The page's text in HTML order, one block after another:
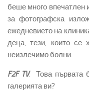
беше много впечатлен
за фотографска
ежедневието на
деца, тези, които се
неизлечимо болни.
F2F TV: Това първата
галерията ви?